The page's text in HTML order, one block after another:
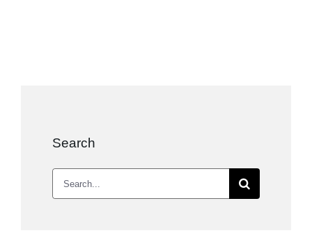
Search
Search
for: